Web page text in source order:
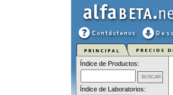
Índice de Productos:
Índice de Laboratorios: